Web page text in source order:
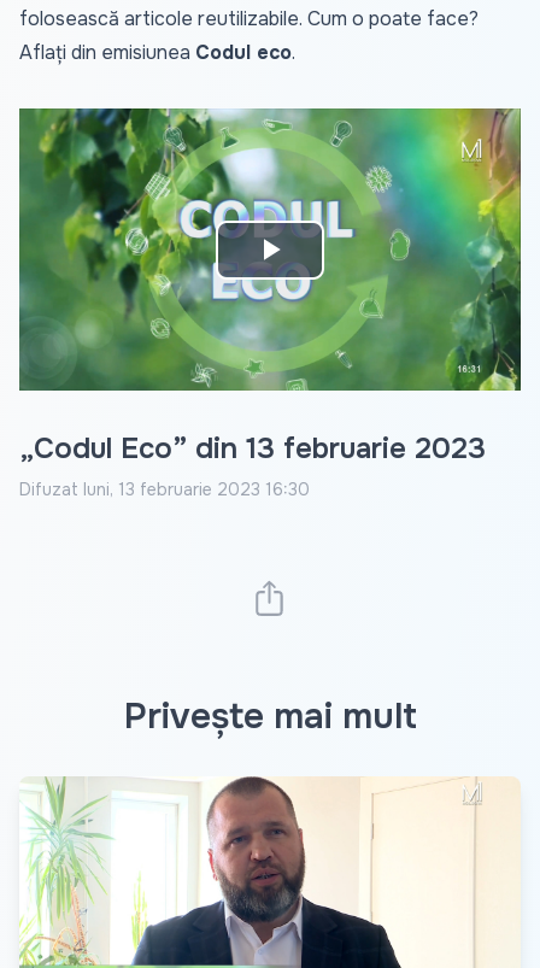
folosească articole reutilizabile. Cum o poate face?
Aflați din emisiunea Codul eco.
Play
Video
„Codul Eco” din 13 februarie 2023
Difuzat luni, 13 februarie 2023 16:30
Privește mai mult